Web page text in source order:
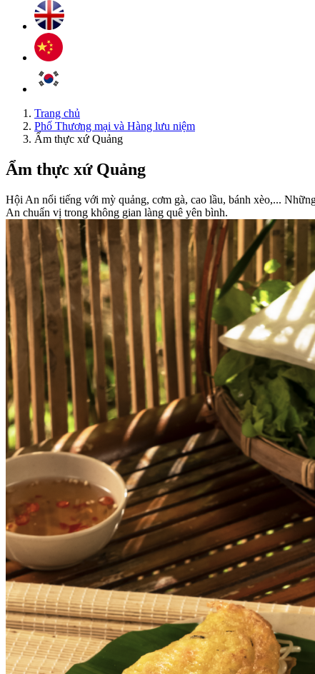
Trang chủ
Phố Thương mại và Hàng lưu niệm
Ẩm thực xứ Quảng
Ẩm thực xứ Quảng
Hội An nổi tiếng với mỳ quảng, cơm gà, cao lầu, bánh xèo,...
An chuẩn vị trong không gian làng quê yên bình.